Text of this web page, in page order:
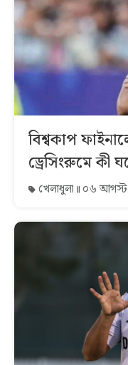
বিশ্বকাপ
ড্রেসিংরুমে কী
খেলাধুলা ০৬